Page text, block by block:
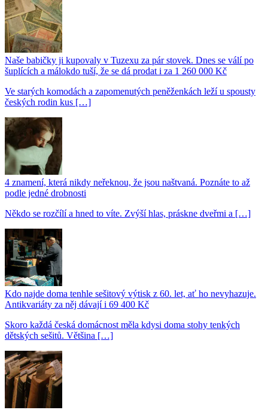
Naše babičky ji kupovaly v Tuzexu za pár stovek. Dnes se válí po
šuplících a málokdo tuší, že se dá prodat i za 1 260 000 Kč
Ve starých komodách a zapomenutých peněženkách leží u spousty
českých rodin kus […]
4 znamení, která nikdy neřeknou, že jsou naštvaná. Poznáte to až
podle jedné drobnosti
Někdo se rozčílí a hned to víte. Zvýší hlas, práskne dveřmi a […]
Kdo najde doma tenhle sešitový výtisk z 60. let, ať ho nevyhazuje.
Antikvariáty za něj dávají i 69 400 Kč
Skoro každá česká domácnost měla kdysi doma stohy tenkých
dětských sešitů. Většina […]